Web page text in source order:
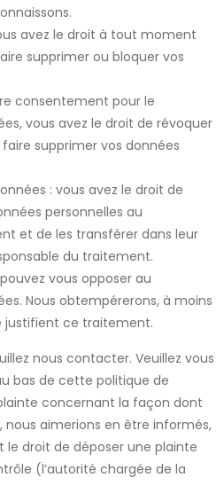
avez le droit à tout moment
supprimer ou bloquer vos
consentement pour le
vous avez le droit de révoquer
supprimer vos données
: vous avez le droit de
personnelles au
et de les transférer dans leur
du traitement.
vous opposer au
Nous obtempérerons, à moins
justifient ce traitement.
nous contacter. Veuillez vous
bas de cette politique de
concernant la façon dont
nous aimerions en être informés,
le droit de déposer une plainte
(l’autorité chargée de la